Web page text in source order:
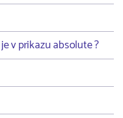
v prikazu absolute ?